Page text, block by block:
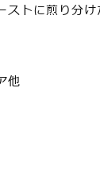
トに煎り分け
他